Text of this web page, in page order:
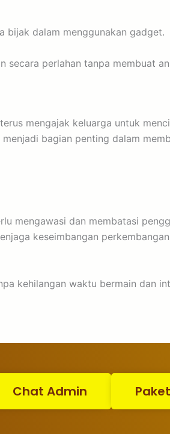
bijak dalam menggunakan gadget.
secara perlahan tanpa membuat
mengajak keluarga untuk
bagian penting dalam
mengawasi dan membatasi
keseimbangan
kehilangan waktu bermain dan
Chat Admin